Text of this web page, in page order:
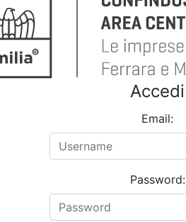
Accedi
Email:
Password: